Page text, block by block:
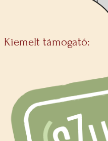
Kiemelt támogató: